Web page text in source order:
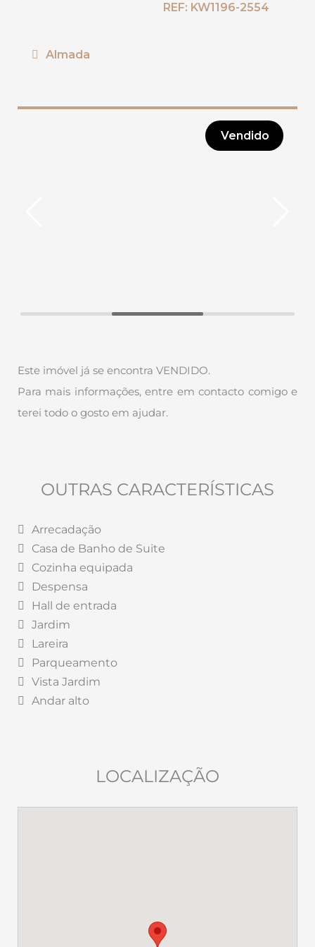
REF: KW1196-2554
Almada
Vendido
Este imóvel já se encontra VENDIDO.
Para mais informações, entre em contacto comigo e
terei todo o gosto em ajudar.
OUTRAS CARACTERÍSTICAS
Arrecadação
Casa de Banho de Suite
Cozinha equipada
Despensa
Hall de entrada
Jardim
Lareira
Parqueamento
Vista Jardim
Andar alto
LOCALIZAÇÃO